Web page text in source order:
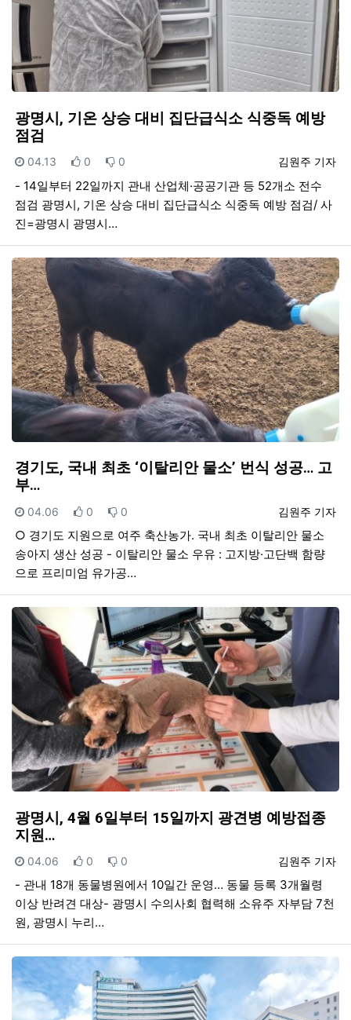
광명시, 기온 상승 대비 집단급식소 식중독 예방
점검
등록자
김원주 기자
등록일
04.13 추천
0 비추천
0
- 14일부터 22일까지 관내 산업체·공공기관 등 52개소 전수
점검 광명시, 기온 상승 대비 집단급식소 식중독 예방 점검/ 사
진=광명시 광명시…
경기도, 국내 최초 ‘이탈리안 물소’ 번식 성공… 고
부…
등록자
김원주 기자
등록일
04.06 추천
0 비추천
0
○ 경기도 지원으로 여주 축산농가. 국내 최초 이탈리안 물소
송아지 생산 성공 - 이탈리안 물소 우유 : 고지방·고단백 함량
으로 프리미엄 유가공…
광명시, 4월 6일부터 15일까지 광견병 예방접종
지원…
등록자
김원주 기자
등록일
04.06 추천
0 비추천
0
- 관내 18개 동물병원에서 10일간 운영… 동물 등록 3개월령
이상 반려견 대상- 광명시 수의사회 협력해 소유주 자부담 7천
원, 광명시 누리…